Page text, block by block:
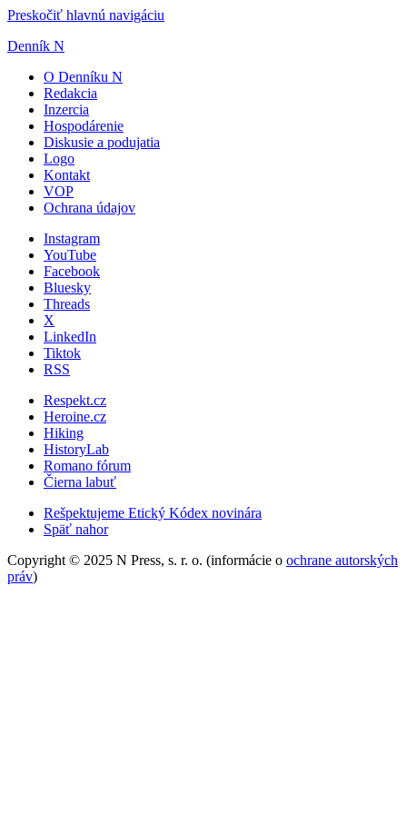
Preskočiť hlavnú navigáciu
Denník N
O Denníku N
Redakcia
Inzercia
Hospodárenie
Diskusie a podujatia
Logo
Kontakt
VOP
Ochrana údajov
Instagram
YouTube
Facebook
Bluesky
Threads
X
LinkedIn
Tiktok
RSS
Respekt.cz
Heroine.cz
Hiking
HistoryLab
Romano fórum
Čierna labuť
Rešpektujeme Etický Kódex novinára
Späť nahor
Copyright © 2025 N Press, s. r. o. (informácie o ochrane autorských
práv)